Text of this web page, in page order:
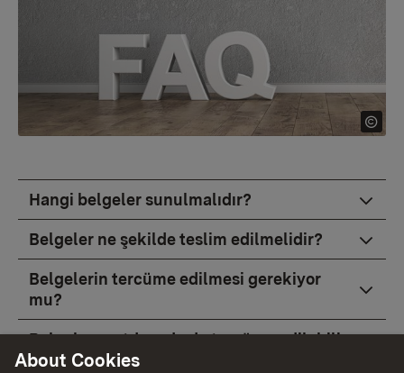
Hangi belgeler sunulmalıdır?
Belgeler ne şekilde teslim edilmelidir?
Belgelerin tercüme edilmesi gerekiyor
mu?
Belgeler yurtdışında da tercüme edilebilir
mi?
About Cookies